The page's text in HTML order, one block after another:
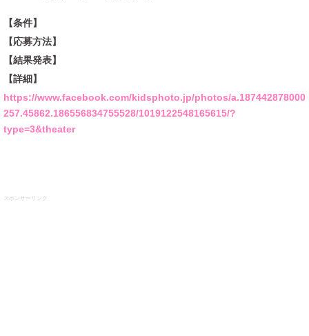
【条件】
【応募方法】
【結果発表】
【詳細】
https://www.facebook.com/kidsphoto.jp/photos/a.187442878000
257.45862.186556834755528/1019122548165615/?
type=3&theater
スポンサーリンク